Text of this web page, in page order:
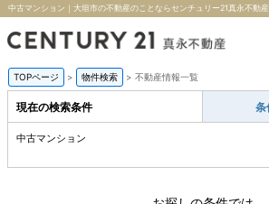
中古マンション｜大垣市の不動産のことならセンチュリー21真永不動産
TOPページ > 物件検索 > 不動産情報一覧
現在の検索条件 条
中古マンション